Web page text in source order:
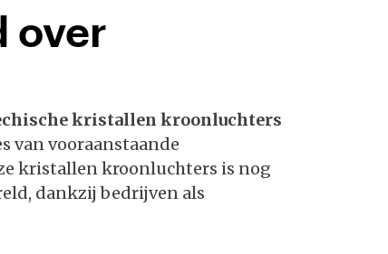
over
kristallen kroonluchters
van vooraanstaande
kristallen kroonluchters is nog
dankzij bedrijven als